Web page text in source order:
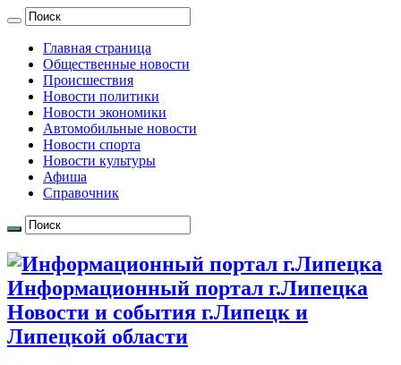
Главная страница
Общественные новости
Происшествия
Новости политики
Новости экономики
Автомобильные новости
Новости спорта
Новости культуры
Афиша
Справочник
Информационный портал г.Липецка
Новости и события г.Липецк и
Липецкой области